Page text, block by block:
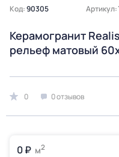
Код:90305 Артикул:
Керамогранит
рельеф матовый
0 0 отзывов
0 ₽ м2